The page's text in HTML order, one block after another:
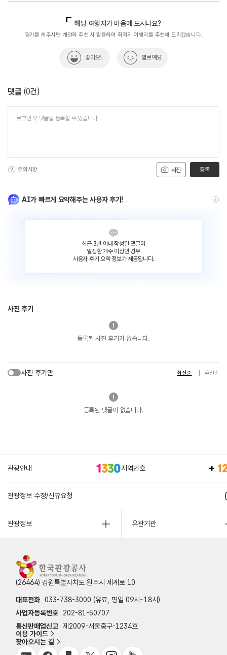
해당 여행지가 마음에 드시나요?
평가를 해주시면 개인화 추천 시 활용하여 최적의 여행지를 추천해 드리겠습니다.
좋아요! 별로예요
댓글 (0건)
사진
유의사항 등록
AI가 빠르게 요약해주는 사용자 후기!
최근 3년 이내 작성된 댓글이
일정한 개수 이상인 경우
사용자 후기 요약 정보가 제공됩니다.
사진 후기
등록된 사진 후기가 없습니다.
사진 후기만 최신순 추천순
등록된 댓글이 없습니다.
관광안내 지역번호
관광정보 수정/신규요청
관광정보 유관기관
(26464) 강원특별자치도 원주시 세계로 10
대표전화 033-738-3000 (유료, 평일 09시~18시)
사업자등록번호
202-81-50707
통신판매업신고 제2009-서울중구-1234호
이용 가이드
찾아오시는 길